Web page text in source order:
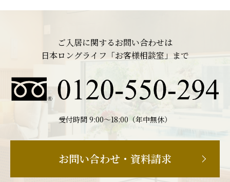
ご入居に関するお問い合わせは
日本ロングライフ「お客様相談室」まで
受付時間 9:00〜18:00（年中無休）
お問い合わせ・資料請求